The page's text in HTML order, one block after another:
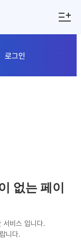
로그인
없는 페이
서비스 입니다.
니다.